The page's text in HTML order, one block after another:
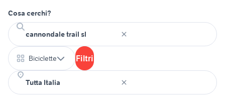
Cosa cerchi?
Biciclette Filtri